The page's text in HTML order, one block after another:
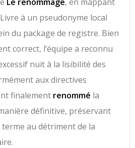
à un pseudonyme local
du package de registre. Bien
correct, l’équipe a reconnu
nuit à la lisibilité des
aux directives
finalement renommé la
définitive, préservant
au détriment de la